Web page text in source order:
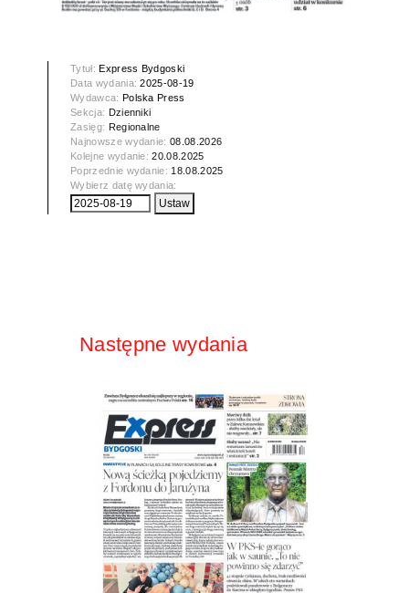
Tytuł: Express Bydgoski
Data wydania:2025-08-19
Wydawca: Polska Press
Sekcja: Dzienniki
Zasięg: Regionalne
Najnowsze wydanie:08.08.2026
Kolejne wydanie:20.08.2025
Poprzednie wydanie: 18.08.2025
Wybierz datę wydania:
Następne wydania